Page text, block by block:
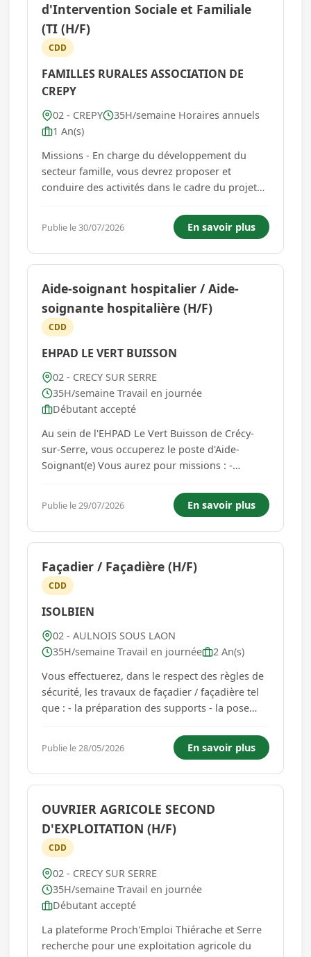
d'Intervention Sociale et Familiale
(TI (H/F)
CDD
FAMILLES RURALES ASSOCIATION DE
CREPY
02 - CREPY
35H/semaine Horaires annuels
1 An(s)
Missions - En charge du développement du
secteur famille, vous devrez proposer et
conduire des activités dans le cadre du projet
de contribuer au développement de l'Animation
de la Vie Sociale en favorisant la participation
des habitants, le souti...
Publie le 30/07/2026 En savoir plus
Aide-soignant hospitalier / Aide-
soignante hospitalière (H/F)
CDD
EHPAD LE VERT BUISSON
02 - CRECY SUR SERRE
35H/semaine Travail en journée
Débutant accepté
Au sein de l'EHPAD Le Vert Buisson de Crécy-
sur-Serre, vous occuperez le poste d'Aide-
Soignant(e) Vous aurez pour missions : -
une aide partielle ou totale du résident, le
stimuler, afin qu'il conserve ou développe son
autonomie. Rechercher systé...
Publie le 29/07/2026 En savoir plus
Façadier / Façadière (H/F)
CDD
ISOLBIEN
02 - AULNOIS SOUS LAON
35H/semaine Travail en journée
2 An(s)
Vous effectuerez, dans le respect des règles de
sécurité, les travaux de façadier / façadière tel
que : - la préparation des supports - la pose
- l'application d'enduits - la pose d'échafaudage
Une excellente capacité à travailler en éq...
Publie le 28/05/2026 En savoir plus
OUVRIER AGRICOLE SECOND
D'EXPLOITATION (H/F)
CDD
02 - CRECY SUR SERRE
35H/semaine Travail en journée
Débutant accepté
La plateforme Proch'Emploi Thiérache et Serre
recherche pour une exploitation agricole du